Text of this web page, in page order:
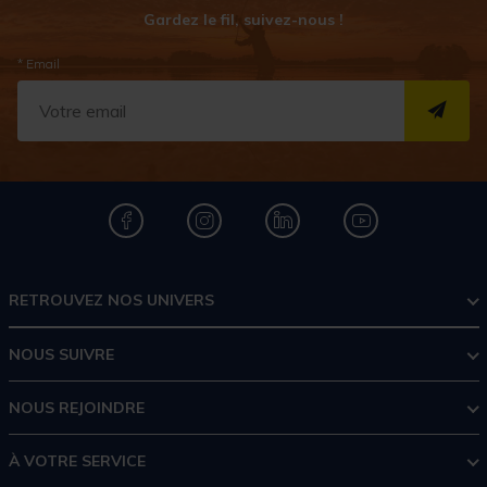
Gardez le fil, suivez-nous !
* Email
RETROUVEZ NOS UNIVERS
NOUS SUIVRE
NOUS REJOINDRE
À VOTRE SERVICE